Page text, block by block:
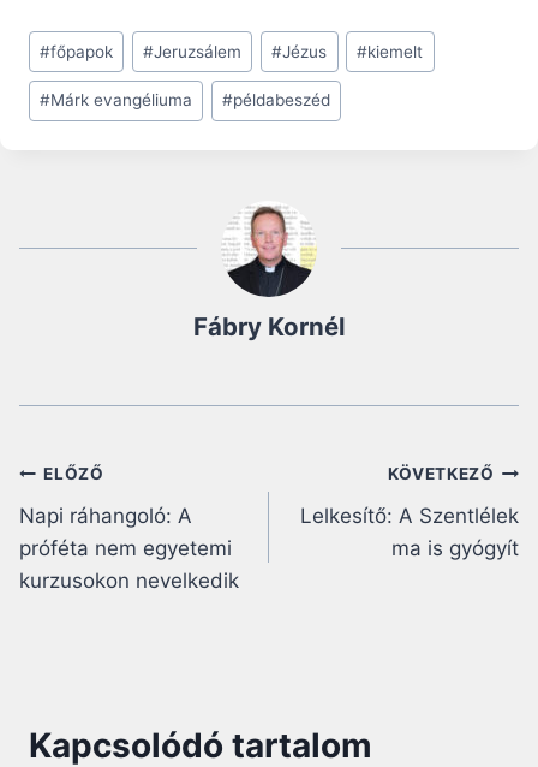
Post
Tags:
#főpapok #Jeruzsálem #Jézus #kiemelt
#Márk evangéliuma #példabeszéd
Fábry Kornél
Bejegyzés
navigáció
ELŐZŐ
Napi ráhangoló: A
próféta nem egyetemi
kurzusokon nevelkedik
KÖVETKEZŐ
Lelkesítő: A Szentlélek
ma is gyógyít
Kapcsolódó tartalom